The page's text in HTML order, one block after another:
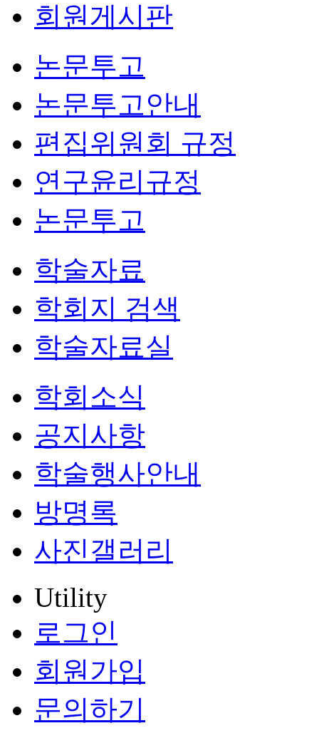
회원게시판
논문투고
논문투고안내
편집위원회 규정
연구윤리규정
논문투고
학술자료
학회지 검색
학술자료실
학회소식
공지사항
학술행사안내
방명록
사진갤러리
Utility
로그인
회원가입
문의하기